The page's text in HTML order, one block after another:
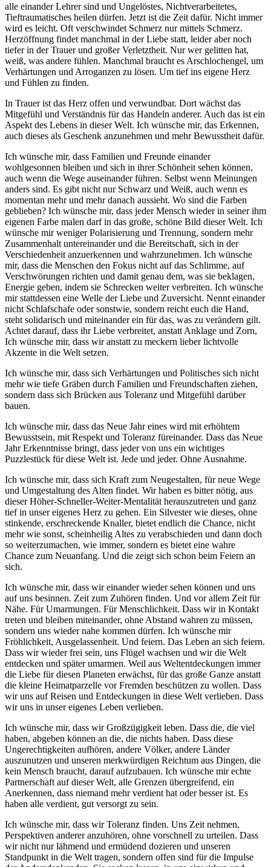
alle einander Lehrer sind und Ungelöstes, Nichtverarbeitetes,
Tieftraumatisches heilen dürfen. Jetzt ist die Zeit dafür. Nicht immer
wird es leicht. Oft verschwindet Schmerz nur mittels Schmerz.
Herzöffnung findet manchmal in der Liebe statt, leider aber noch
tiefer in der Trauer und großer Verletztheit. Nur wer gelitten hat,
weiß, was andere fühlen. Manchmal braucht es Arschlochengel, um
Verhärtungen und Arroganzen zu lösen. Um tief ins eigene Herz
und Fühlen zu finden.
In Trauer ist das Herz offen und verwundbar. Dort wächst das
Mitgefühl und Verständnis für das Handeln anderer. Auch das ist ein
Aspekt des Lebens in dieser Welt. Ich wünsche mir, das Erkennen,
auch dieses als Geschenk anzunehmen und mehr Bewusstheit dafür.
Ich wünsche mir, dass Familien und Freunde einander
wohlgesonnen bleiben und sich in ihrer Schönheit sehen können,
auch wenn die Wege auseinander führen. Selbst wenn Meinungen
anders sind. Es gibt nicht nur Schwarz und Weiß, auch wenn es
momentan mehr und mehr danach aussieht. Wo sind die Farben
geblieben? Ich wünsche mir, dass jeder Mensch wieder in seiner ihm
eigenen Farbe malen darf in das große, schöne Bild dieser Welt. Ich
wünsche mir weniger Polarisierung und Trennung, sondern mehr
Zusammenhalt untereinander und die Bereitschaft, sich in der
Verschiedenheit anzuerkennen und wahrzunehmen. Ich wünsche
mir, dass die Menschen den Fokus nicht auf das Schlimme, auf
Verschwörungen richten und damit genau dem, was sie beklagen,
Energie geben, indem sie Schrecken weiter verbreiten. Ich wünsche
mir stattdessen eine Welle der Liebe und Zuversicht. Nennt einander
nicht Schlafschafe oder sonstwie, sondern reicht euch die Hand,
steht solidarisch und miteinander ein für das, was zu verändern gilt.
Achtet darauf, dass ihr Liebe verbreitet, anstatt Anklage und Zorn,
Ich wünsche mir, dass wir anstatt zu meckern lieber lichtvolle
Akzente in die Welt setzen.
Ich wünsche mir, dass sich Verhärtungen und Politisches sich nicht
mehr wie tiefe Gräben durch Familien und Freundschaften ziehen,
sondern dass sich Brücken aus Toleranz und Mitgefühl darüber
bauen.
Ich wünsche mir, dass das Neue Jahr eines wird mit erhöhtem
Bewusstsein, mit Respekt und Toleranz füreinander. Dass das Neue
Jahr Erkenntnisse bringt, dass jeder von uns ein wichtiges
Puzzlestück für diese Welt ist. Jede und jeder. Ohne Ausnahme.
Ich wünsche mir, dass sich Kraft zum Neugestalten, für neue Wege
und Umgestaltung des Alten findet. Wir haben es bitter nötig, aus
dieser Höher-Schneller-Weiter-Mentalität herauszutreten und ganz
tief in unser eigenes Herz zu gehen. Ein Silvester wie dieses, ohne
stinkende, erschreckende Knaller, bietet endlich die Chance, nicht
mehr wie sonst, scheinheilig Altes zu verabschieden und dann doch
so weiterzumachen, wie immer, sondern es bietet eine wahre
Chance zum Neuanfang. Und die zeigt sich schon beim Feiern an
sich.
Ich wünsche mir, dass wir einander wieder sehen können und uns
auf uns besinnen. Zeit zum Zuhören finden. Und vor allem Zeit für
Nähe. Für Umarmungen. Für Menschlichkeit. Dass wir in Kontakt
treten und bleiben miteinander, ohne Abstand wahren zu müssen,
sondern uns wieder nahe kommen dürfen. Ich wünsche mir
Fröhlichkeit, Ausgelassenheit. Und feiern. Das Leben an sich feiern.
Dass wir wieder frei sein, uns Flügel wachsen und wir die Welt
entdecken und später umarmen. Weil aus Weltentdeckungen immer
die Liebe für diesen Planeten erwächst, für das große Ganze anstatt
die kleine Heimatparzelle vor Fremden beschützen zu wollen. Dass
wir uns auf Reisen und Entdeckungen in diese Welt verlieben. Dass
wir uns in unser eigenes Leben verlieben.
Ich wünsche mir, dass wir Großzügigkeit leben. Dass die, die viel
haben, abgeben können an die, die nichts haben. Dass diese
Ungerechtigkeiten aufhören, andere Völker, andere Länder
auszunutzen und unseren merkwürdigen Reichtum aus Dingen, die
kein Mensch braucht, darauf aufzubauen. Ich wünsche mir echte
Partnerschaft auf dieser Welt, alle Grenzen übergreifend, ein
Anerkennen, dass niemand mehr verdient hat oder besser ist. Es
haben alle verdient, gut versorgt zu sein.
Ich wünsche mir, dass wir Toleranz finden. Uns Zeit nehmen,
Perspektiven anderer anzuhören, ohne vorschnell zu urteilen. Dass
wir nicht nur lähmend und ermüdend dozieren und unseren
Standpunkt in die Welt tragen, sondern offen sind für die Impulse